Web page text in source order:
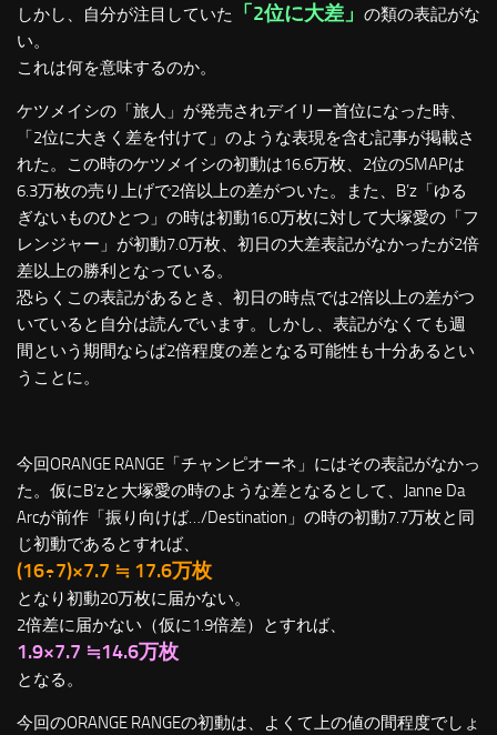
しかし、自分が注目していた 「2位に大差」 の類の表記がな
い。
これは何を意味するのか。
ケツメイシの「旅人」が発売されデイリー首位になった時、
「2位に大きく差を付けて」のような表現を含む記事が掲載さ
れた。この時のケツメイシの初動は16.6万枚、2位のSMAPは
6.3万枚の売り上げで2倍以上の差がついた。また、B’z「ゆる
ぎないものひとつ」の時は初動16.0万枚に対して大塚愛の「フ
レンジャー」が初動7.0万枚、初日の大差表記がなかったが2倍
差以上の勝利となっている。
恐らくこの表記があるとき、初日の時点では2倍以上の差がつ
いていると自分は読んでいます。しかし、表記がなくても週
間という期間ならば2倍程度の差となる可能性も十分あるとい
うことに。
今回ORANGE RANGE「チャンピオーネ」にはその表記がなかっ
た。仮にB’zと大塚愛の時のような差となるとして、Janne Da
Arcが前作「振り向けば…/Destination」の時の初動7.7万枚と同
じ初動であるとすれば、
(16÷7)×7.7 ≒ 17.6万枚
となり初動20万枚に届かない。
2倍差に届かない（仮に1.9倍差）とすれば、
1.9×7.7 ≒14.6万枚
となる。
今回のORANGE RANGEの初動は、よくて上の値の間程度でしょ